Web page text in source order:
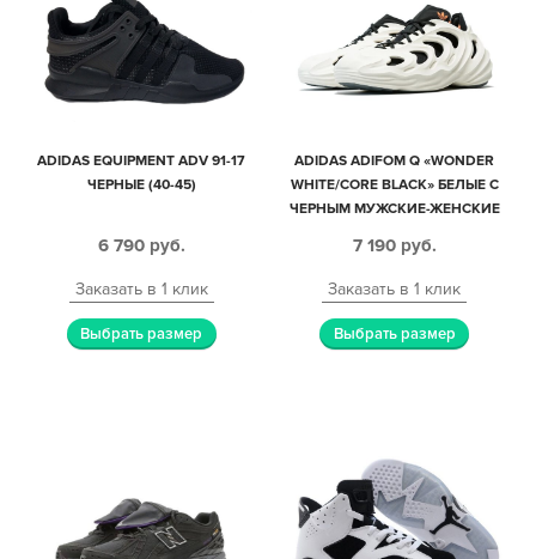
ADIDAS EQUIPMENT ADV 91-17
ЧЕРНЫЕ (40-45)
6 790 руб.
Заказать в 1 клик
Выбрать размер
ADIDAS ADIFOM Q «WONDER
WHITE/CORE BLACK» БЕЛЫЕ С
ЧЕРНЫМ МУЖСКИЕ-ЖЕНСКИЕ
7 190 руб.
Заказать в 1 клик
Выбрать размер